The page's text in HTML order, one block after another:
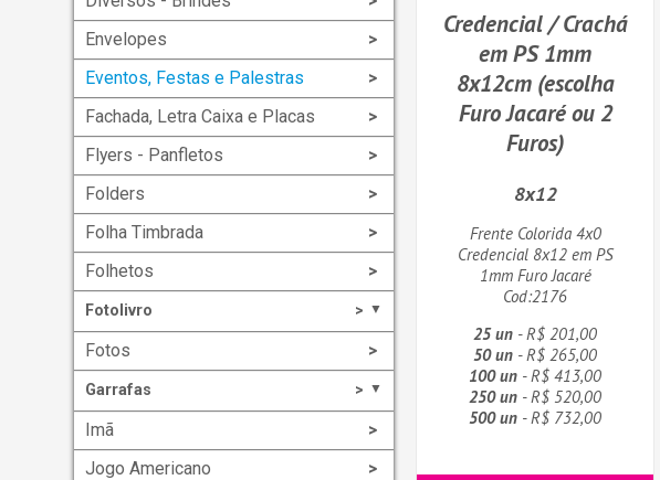
Envelopes
Eventos, Festas e Palestras
Fachada, Letra Caixa e Placas
Flyers - Panfletos
Folders
Folha Timbrada
Folhetos
Fotolivro ▼
Fotos
Garrafas ▼
Imã
Jogo Americano
Credencial / Crachá
em PS 1mm
8x12cm (escolha
Furo Jacaré ou 2
Furos)
8x12
Frente Colorida 4x0
Credencial 8x12 em PS
1mm Furo Jacaré
Cod:2176
25 un - R$ 201,00
50 un - R$ 265,00
100 un - R$ 413,00
250 un - R$ 520,00
500 un - R$ 732,00